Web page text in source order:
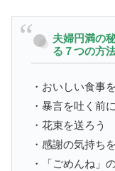
夫婦円満の
る７つの方
・おいしい食事
・暴言を吐く前
・花束を送ろう
・感謝の気持ち
・「ごめんね」